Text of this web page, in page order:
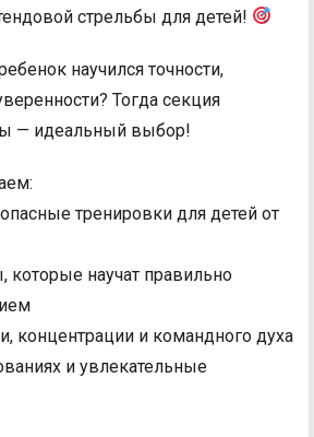
стрельбы для детей!
научился точности,
Тогда секция
— идеальный выбор!
тренировки для детей от
которые научат правильно
концентрации и командного духа
и увлекательные